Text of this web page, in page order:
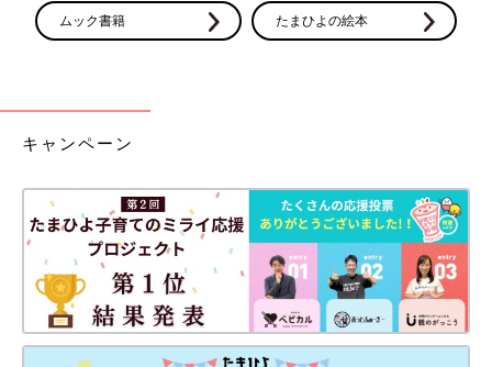
ムック書籍 たまひよの絵本
キャンペーン